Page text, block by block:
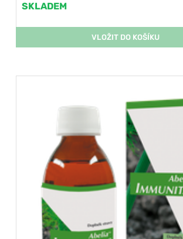
SKLADEM
VLOŽIT DO KOŠÍKU